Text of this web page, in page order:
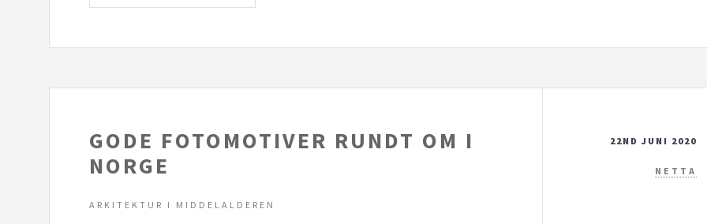
GODE FOTOMOTIVER RUNDT OM I
NORGE
ARKITEKTUR I MIDDELALDEREN
22ND JUNI 2020
NETTA